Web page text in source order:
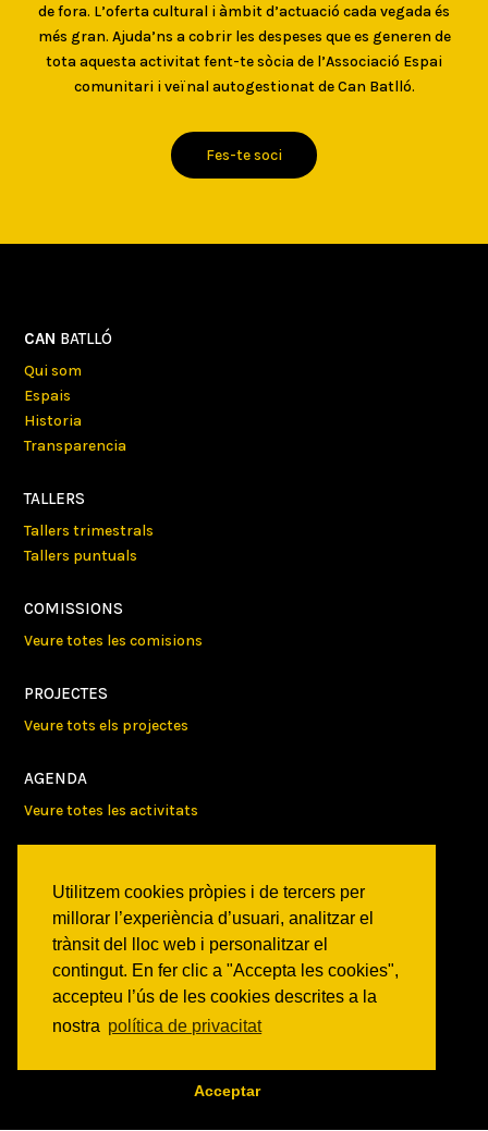
Utilitzem cookies pròpies i de tercers per
millorar l’experiència d’usuari, analitzar el
trànsit del lloc web i personalitzar el
contingut. En fer clic a "Accepta les cookies",
accepteu l’ús de les cookies descrites a la
nostra política de privacitat
Acceptar
de fora. L’oferta cultural i àmbit d’actuació cada vegada és
més gran. Ajuda’ns a cobrir les despeses que es generen de
tota aquesta activitat fent-te sòcia de l’Associació Espai
comunitari i veïnal autogestionat de Can Batlló.
Fes-te soci
CAN BATLLÓ
Qui som
Espais
Historia
Transparencia
TALLERS
Tallers trimestrals
Tallers puntuals
COMISSIONS
Veure totes les comisions
PROJECTES
Veure tots els projectes
AGENDA
Veure totes les activitats
Activitats
Comunicats
Victories
ON SOM?
c/ Constitució 19